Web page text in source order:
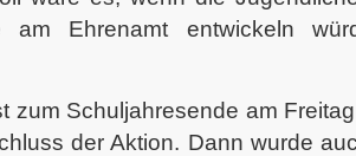
am Ehrenamt entwickeln
zum Schuljahresende am
der Aktion. Dann wurde